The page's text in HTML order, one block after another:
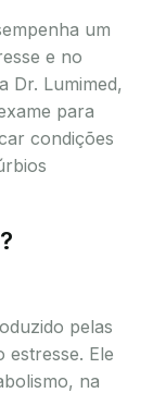
um
e no
Dr. Lumimed,
para
condições
pelas
estresse. Ele
na